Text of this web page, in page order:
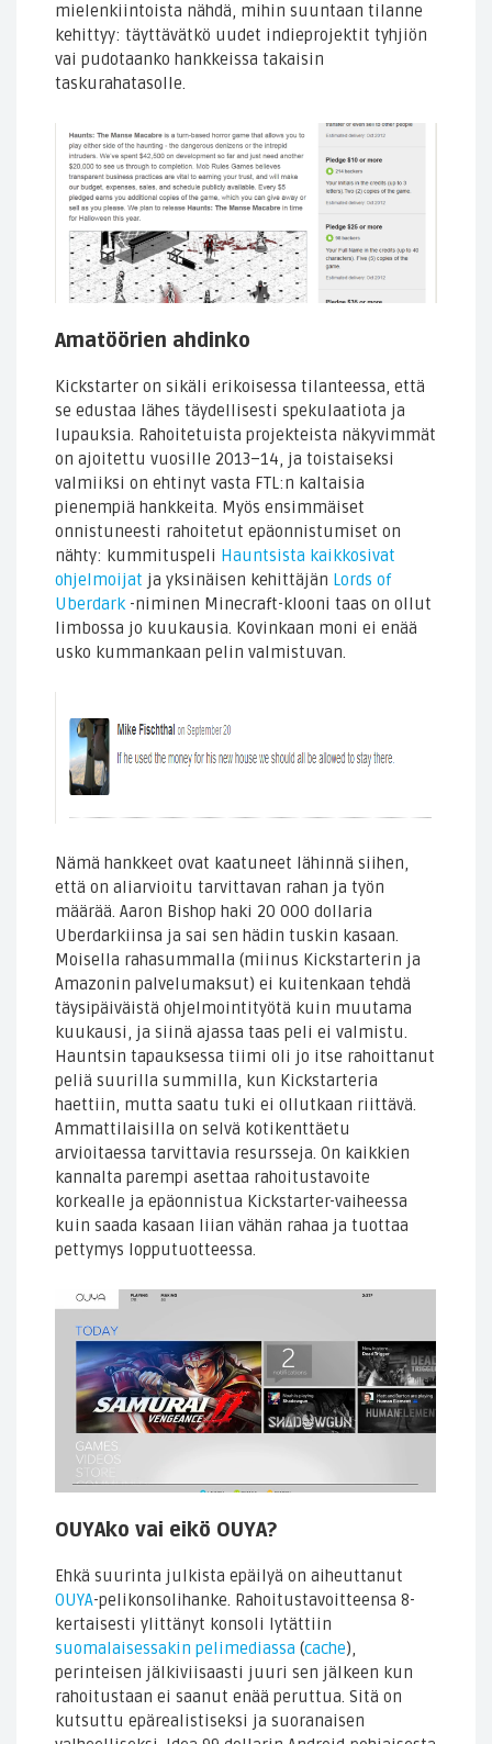
mielenkiintoista nähdä, mihin suuntaan tilanne
kehittyy: täyttävätkö uudet indieprojektit tyhjiön
vai pudotaanko hankkeissa takaisin
taskurahatasolle.
Amatöörien ahdinko
Kickstarter on sikäli erikoisessa tilanteessa, että
se edustaa lähes täydellisesti spekulaatiota ja
lupauksia. Rahoitetuista projekteista näkyvimmät
on ajoitettu vuosille 2013–14, ja toistaiseksi
valmiiksi on ehtinyt vasta FTL:n kaltaisia
pienempiä hankkeita. Myös ensimmäiset
onnistuneesti rahoitetut epäonnistumiset on
nähty: kummituspeli Hauntsista kaikkosivat
ohjelmoijat ja yksinäisen kehittäjän Lords of
Uberdark-niminen Minecraft-klooni taas on ollut
limbossa jo kuukausia. Kovinkaan moni ei enää
usko kummankaan pelin valmistuvan.
Nämä hankkeet ovat kaatuneet lähinnä siihen,
että on aliarvioitu tarvittavan rahan ja työn
määrää. Aaron Bishop haki 20 000 dollaria
Uberdarkiinsa ja sai sen hädin tuskin kasaan.
Moisella rahasummalla (miinus Kickstarterin ja
Amazonin palvelumaksut) ei kuitenkaan tehdä
täysipäiväistä ohjelmointityötä kuin muutama
kuukausi, ja siinä ajassa taas peli ei valmistu.
Hauntsin tapauksessa tiimi oli jo itse rahoittanut
peliä suurilla summilla, kun Kickstarteria
haettiin, mutta saatu tuki ei ollutkaan riittävä.
Ammattilaisilla on selvä kotikenttäetu
arvioitaessa tarvittavia resursseja. On kaikkien
kannalta parempi asettaa rahoitustavoite
korkealle ja epäonnistua Kickstarter-vaiheessa
kuin saada kasaan liian vähän rahaa ja tuottaa
pettymys lopputuotteessa.
OUYAko vai eikö OUYA?
Ehkä suurinta julkista epäilyä on aiheuttanut
OUYA-pelikonsolihanke. Rahoitustavoitteensa 8-
kertaisesti ylittänyt konsoli lytättiin
suomalaisessakin pelimediassa (cache),
perinteisen jälkiviisaasti juuri sen jälkeen kun
rahoitustaan ei saanut enää peruttua. Sitä on
kutsuttu epärealistiseksi ja suoranaisen